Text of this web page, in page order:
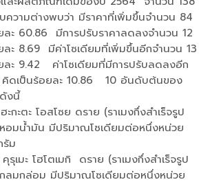
ความต่างพบว่า มีราคาที่เพิ่มขึ้นจำนวน 84
ะ 60.86 มีการปรับราคาลดลงจำนวน 12
ะ 8.69 มีค่าโซเดียมที่เพิ่มขึ้นอีกจำนวน 13
ละ 9.42 ค่าโซเดียมที่มีการปรับลดลงอีก
คิดเป็นร้อยละ 10.86 10 อันดับต้นของ
งนี้
กะตะ โอสโซย ดราย (ราเมงกึ่งสำเร็จรูป
อมน้ำมัน มีปริมาณโซเดียมต่อหนึ่งหน่วย
ม
เมะ โฮโตเมกิ ดราย (ราเมงกึ่งสำเร็จรูป
ลมกล่อม มีปริมาณโซเดียมต่อหนึ่งหน่วย